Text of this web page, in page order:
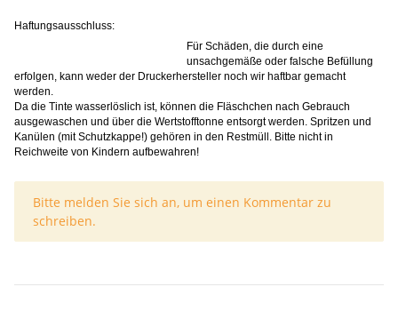
Haftungsausschluss:
Für Schäden, die durch eine
unsachgemäße oder falsche Befüllung
erfolgen, kann weder der Druckerhersteller noch wir haftbar gemacht
werden.
Da die Tinte wasserlöslich ist, können die Fläschchen nach Gebrauch
ausgewaschen und über die Wertstofftonne entsorgt werden. Spritzen und
Kanülen (mit Schutzkappe!) gehören in den Restmüll. Bitte nicht in
Reichweite von Kindern aufbewahren!
x
Bitte melden Sie sich an, um einen Kommentar zu
schreiben.